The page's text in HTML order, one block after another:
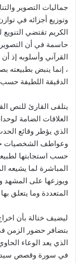
جماليات التصوير
وتوزيع أجزائه في
الكريم تقتضي التنويع
حاسمة في أن التصوير
القرآني وأسلوبه إذ
، إنما ينبض بطبيعته
الدقيقة اللطيفة حسب
يتلقى القارئ للنص
العلاقات الضامة
الذي يؤطر وقائع
وعواطف الشخصيات
حسب استجابتها
المباشرة لما يشيعه
ويوزعها على المشهد
المتعددة وما يتعلق بها
ليضيف ختالة بأن
بتضافر حضور الزمن
الذي يعد الوعاء
في سورة وقصص